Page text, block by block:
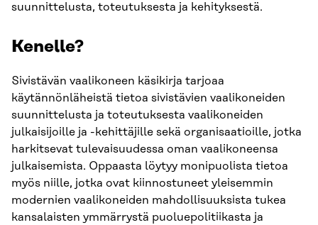
suunnittelusta, toteutuksesta ja kehityksestä.
Kenelle?
Sivistävän vaalikoneen käsikirja tarjoaa
käytännönläheistä tietoa sivistävien vaalikoneiden
suunnittelusta ja toteutuksesta vaalikoneiden
julkaisijoille ja -kehittäjille sekä organisaatioille, jotka
harkitsevat tulevaisuudessa oman vaalikoneensa
julkaisemista. Oppaasta löytyy monipuolista tietoa
myös niille, jotka ovat kiinnostuneet yleisemmin
modernien vaalikoneiden mahdollisuuksista tukea
kansalaisten ymmärrystä puoluepolitiikasta ja